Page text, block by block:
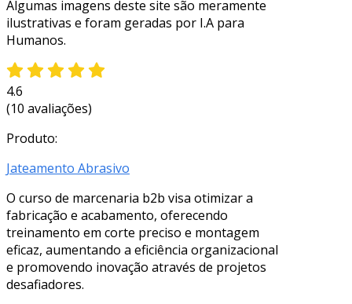
Algumas imagens deste site são meramente
ilustrativas e foram geradas por I.A para
Humanos.
4.6
(10 avaliações)
Produto:
Jateamento Abrasivo
O curso de marcenaria b2b visa otimizar a
fabricação e acabamento, oferecendo
treinamento em corte preciso e montagem
eficaz, aumentando a eficiência organizacional
e promovendo inovação através de projetos
desafiadores.